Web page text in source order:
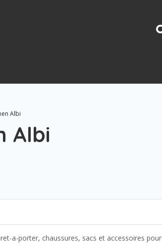
Albi
Albi
a-porter, chaussures, sacs et accessoires pour